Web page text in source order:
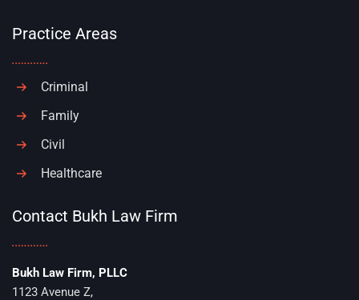
Practice Areas
Criminal
Family
Civil
Healthcare
Contact Bukh Law Firm
Bukh Law Firm, PLLC
1123 Avenue Z,